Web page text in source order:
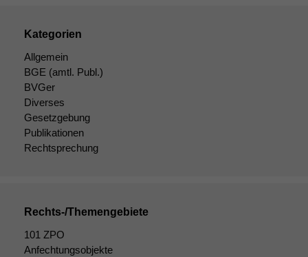
Kategorien
Allgemein
BGE (amtl. Publ.)
BVGer
Diverses
Gesetzgebung
Publikationen
Rechtsprechung
Rechts-/Themengebiete
101 ZPO
Anfechtungsobjekte